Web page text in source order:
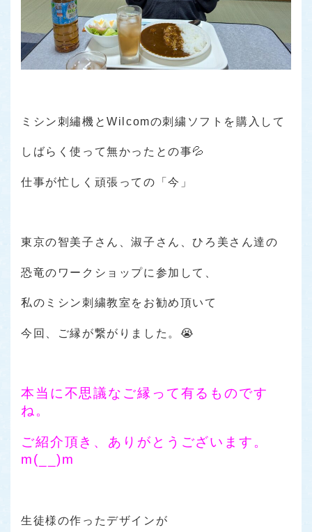
ミシン刺繡機とWilcomの刺繍ソフトを購入して
しばらく使って無かったとの事💦
仕事が忙しく頑張っての「今」
東京の智美子さん、淑子さん、ひろ美さん達の
恐竜のワークショップに参加して、
私のミシン刺繍教室をお勧め頂いて
今回、ご縁が繋がりました。😭
本当に不思議なご縁って有るものです
ね。
ご紹介頂き、ありがとうございます。
m(__)m
生徒様の作ったデザインが